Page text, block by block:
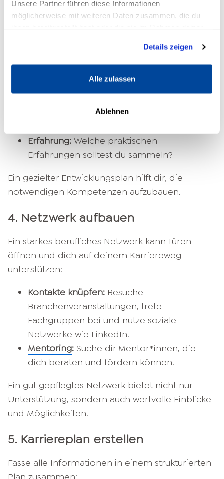
Unsere Partner führen diese Informationen
möglicherweise mit weiteren Daten zusammen, die du
Details zeigen
Alle zulassen
Ablehnen
Attraktiv, Realistisch, Terminiert), um deine Ziele
3. Entwicklungsbedarf ermitteln
Identifiziere die Fähigkeiten und Qualifikationen,
die du benötigst, um deine Ziele zu erreichen:​
Welche Kurse oder
Erfahrung: Welche praktischen
Erfahrungen solltest du sammeln?​
Ein gezielter Entwicklungsplan hilft dir, die
notwendigen Kompetenzen aufzubauen.​
4. Netzwerk aufbauen
Ein starkes berufliches Netzwerk kann Türen
öffnen und dich auf deinem Karriereweg
unterstützen:​
Kontakte knüpfen: Besuche
Branchenveranstaltungen, trete
Fachgruppen bei und nutze soziale
Netzwerke wie LinkedIn.​
Mentoring: Suche dir Mentor*innen, die
dich beraten und fördern können.​
Ein gut gepflegtes Netzwerk bietet nicht nur
Unterstützung, sondern auch wertvolle Einblicke
und Möglichkeiten.​
5. Karriereplan erstellen
Fasse alle Informationen in einem strukturierten